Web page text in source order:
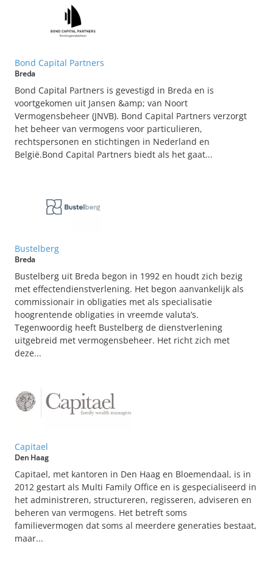
Bond Capital Partners
Breda
Bond Capital Partners is gevestigd in Breda en is
voortgekomen uit Jansen &amp; van Noort
Vermogensbeheer (JNVB). Bond Capital Partners verzorgt
het beheer van vermogens voor particulieren,
rechtspersonen en stichtingen in Nederland en
België.Bond Capital Partners biedt als het gaat...
Bustelberg
Breda
Bustelberg uit Breda begon in 1992 en houdt zich bezig
met effectendienstverlening. Het begon aanvankelijk als
commissionair in obligaties met als specialisatie
hoogrentende obligaties in vreemde valuta’s.
Tegenwoordig heeft Bustelberg de dienstverlening
uitgebreid met vermogensbeheer. Het richt zich met
deze...
Capitael
Den Haag
Capitael, met kantoren in Den Haag en Bloemendaal, is in
2012 gestart als Multi Family Office en is gespecialiseerd in
het administreren, structureren, regisseren, adviseren en
beheren van vermogens. Het betreft soms
familievermogen dat soms al meerdere generaties bestaat,
maar...